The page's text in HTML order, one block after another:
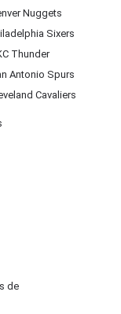
Nuggets
Sixers
Thunder
Antonio Spurs
Cavaliers
de